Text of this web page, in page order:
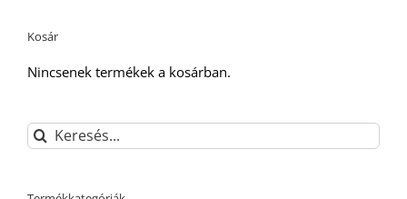
Kosár
Nincsenek termékek a kosárban.
Keresés...